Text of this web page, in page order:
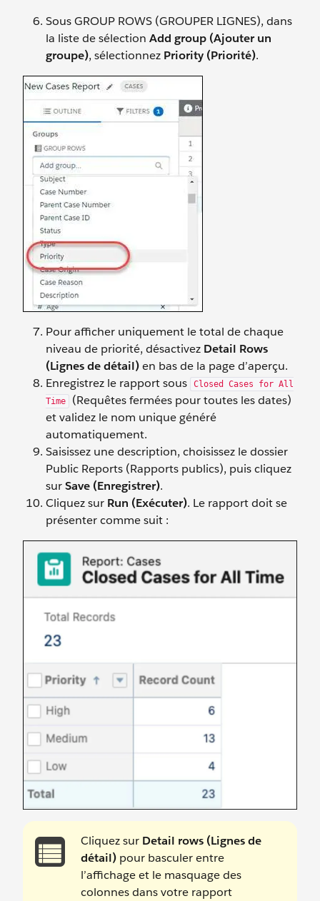
Sous GROUP ROWS (GROUPER LIGNES), dans
la liste de sélection Add group (Ajouter un
groupe), sélectionnez Priority (Priorité).
Pour afficher uniquement le total de chaque
niveau de priorité, désactivez Detail Rows
(Lignes de détail)en bas de la page d’aperçu.
Enregistrez le rapport sous
Closed Cases for All
Time
(Requêtes fermées pour toutes les dates)
et validez le nom unique généré
automatiquement.
Saisissez une description, choisissez le dossier
Public Reports (Rapports publics), puis cliquez
surSave (Enregistrer).
Cliquez sur Run (Exécuter). Le rapport doit se
présenter comme suit :
Cliquez sur Detail rows (Lignes de
détail) pour basculer entre
l’affichage et le masquage des
colonnes dans votre rapport